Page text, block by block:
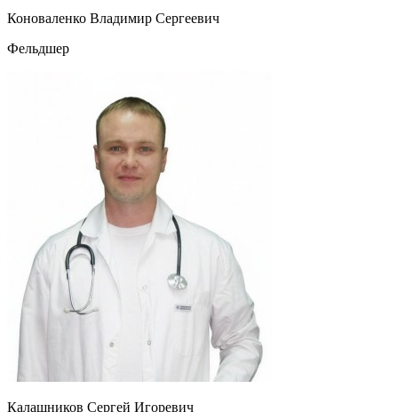
Коноваленко Владимир Сергеевич
Фельдшер
Калашников Сергей Игоревич